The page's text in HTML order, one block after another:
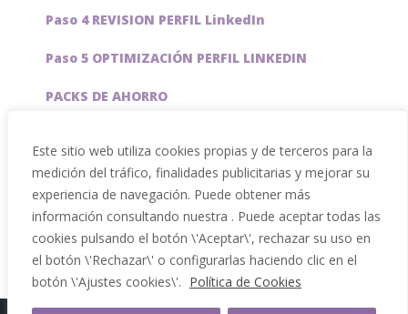
Este sitio web utiliza cookies propias y de terceros para la
medición del tráfico, finalidades publicitarias y mejorar su
experiencia de navegación. Puede obtener más
información consultando nuestra . Puede aceptar todas las
cookies pulsando el botón \'Aceptar\', rechazar su uso en
el botón \'Rechazar\' o configurarlas haciendo clic en el
botón \'Ajustes cookies\'. Política de Cookies
Paso 4 REVISION PERFIL LinkedIn
Paso 5 OPTIMIZACIÓN PERFIL LINKEDIN
PACKS DE AHORRO
Servicios especiales